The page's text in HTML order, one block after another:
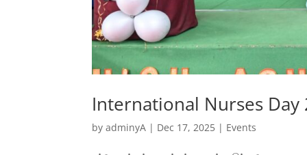
International Nurses Day
byadminyA | Dec 17, 2025 | Events